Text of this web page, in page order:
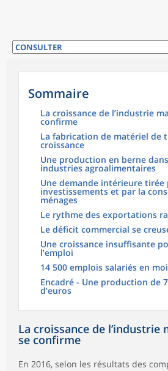
Sommaire
La croissance de l’industrie
confirme
La fabrication de matériel de
croissance
Une production en berne
industries agroalimentaires
Une demande intérieure tirée
investissements et par la
ménages
Le rythme des exportations
Le déficit commercial se
Une croissance insuffisante
l’emploi
14 500 emplois salariés en
Encadré - Une production de
d’euros
La croissance de
se confirme
En 2016, selon les résultats des